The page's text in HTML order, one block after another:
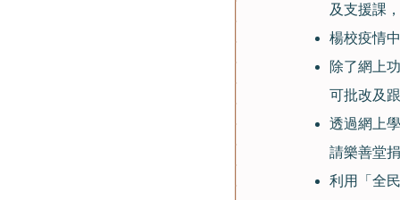
及支援課
楊校疫情
除了網上
可批改及
透過網上
請樂善堂
利用「全